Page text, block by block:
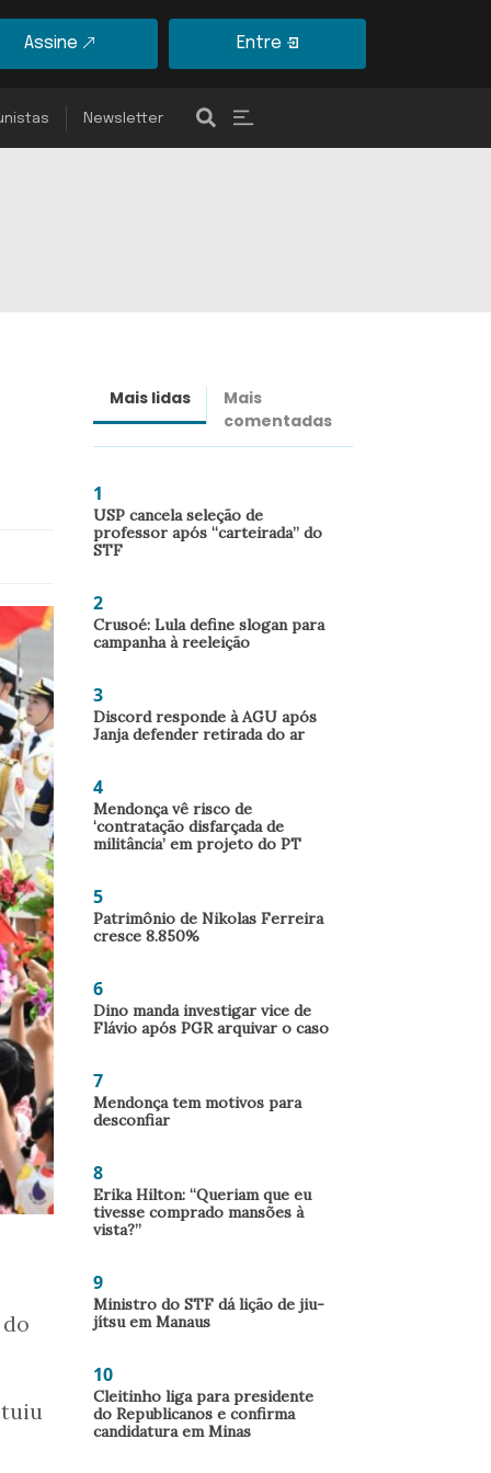
Assine Entre
Newsletter
Mais lidas
Mais
comentadas
1
USP cancela seleção de
professor após “carteirada” do
STF
2
Crusoé: Lula define slogan para
campanha à reeleição
3
Discord responde à AGU após
Janja defender retirada do ar
4
Mendonça vê risco de
‘contratação disfarçada de
militância’ em projeto do PT
5
Patrimônio de Nikolas Ferreira
cresce 8.850%
6
Dino manda investigar vice de
Flávio após PGR arquivar o caso
7
Mendonça tem motivos para
desconfiar
8
Erika Hilton: “Queriam que eu
tivesse comprado mansões à
vista?”
9
Ministro do STF dá lição de jiu-
jítsu em Manaus
10
Cleitinho liga para presidente
do Republicanos e confirma
candidatura em Minas